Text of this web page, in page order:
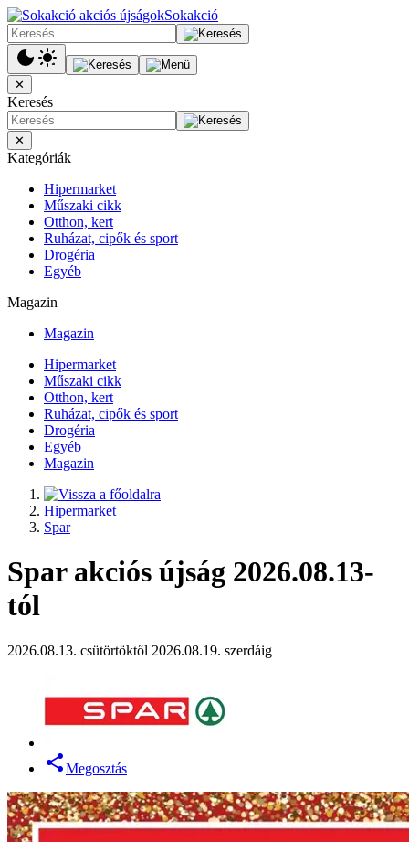
Sokakció
✕
Keresés
✕
Kategóriák
Hipermarket
Műszaki cikk
Otthon, kert
Ruházat, cipők és sport
Drogéria
Egyéb
Magazin
Magazin
Hipermarket
Műszaki cikk
Otthon, kert
Ruházat, cipők és sport
Drogéria
Egyéb
Magazin
Hipermarket
Spar
Spar akciós újság 2026.08.13-
tól
2026.08.13. csütörtöktől 2026.08.19. szerdáig
Megosztás